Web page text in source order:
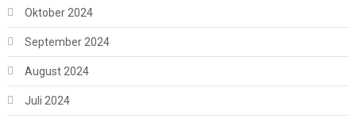
Oktober 2024
September 2024
August 2024
Juli 2024